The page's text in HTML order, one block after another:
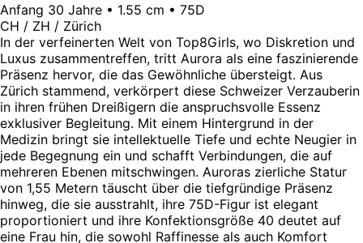
Anfang 30 Jahre • 1.55 cm • 75D
CH / ZH / Zürich
In der verfeinerten Welt von Top8Girls, wo Diskretion und
Luxus zusammentreffen, tritt Aurora als eine faszinierende
Präsenz hervor, die das Gewöhnliche übersteigt. Aus
Zürich stammend, verkörpert diese Schweizer Verzauberin
in ihren frühen Dreißigern die anspruchsvolle Essenz
exklusiver Begleitung. Mit einem Hintergrund in der
Medizin bringt sie intellektuelle Tiefe und echte Neugier in
jede Begegnung ein und schafft Verbindungen, die auf
mehreren Ebenen mitschwingen. Auroras zierliche Statur
von 1,55 Metern täuscht über die tiefgründige Präsenz
hinweg, die sie ausstrahlt, ihre 75D-Figur ist elegant
proportioniert und ihre Konfektionsgröße 40 deutet auf
eine Frau hin, die sowohl Raffinesse als auch Komfort